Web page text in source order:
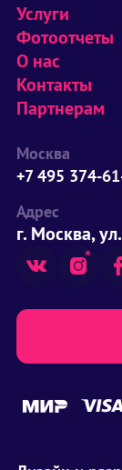
Услуги
Фотоотчеты
О нас
Контакты
Партнерам
Москва
+7 495 374-
Адрес
г. Москва,